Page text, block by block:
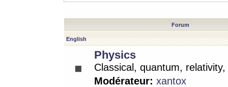
Forum
English
Physics
Classical, quantum,
Modérateur: xantox